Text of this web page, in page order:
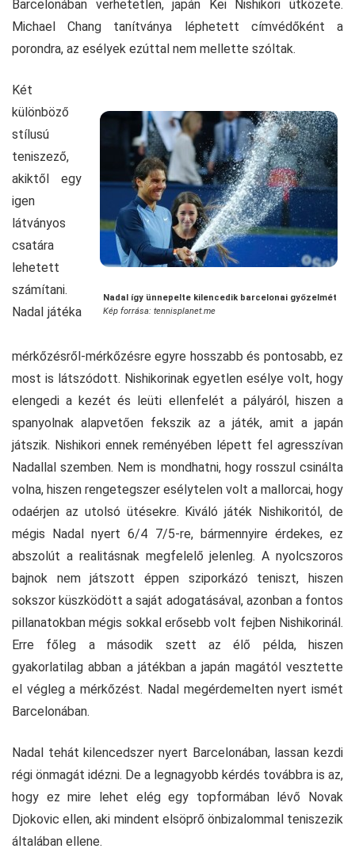
Barcelonában verhetetlen, japán Kei Nishikori ütközete.
Michael Chang tanítványa léphetett címvédőként a
porondra, az esélyek ezúttal nem mellette szóltak.
Nadal így ünnepelte kilencedik barcelonai győzelmét
Kép forrása: tennisplanet.me
Két
különböző
stílusú
teniszező,
akiktől egy
igen
látványos
csatára
lehetett
számítani.
Nadal játéka
mérkőzésről-mérkőzésre egyre hosszabb és pontosabb, ez
most is látszódott. Nishikorinak egyetlen esélye volt, hogy
elengedi a kezét és leüti ellenfelét a pályáról, hiszen a
spanyolnak alapvetően fekszik az a játék, amit a japán
játszik. Nishikori ennek reményében lépett fel agresszívan
Nadallal szemben. Nem is mondhatni, hogy rosszul csinálta
volna, hiszen rengetegszer esélytelen volt a mallorcai, hogy
odaérjen az utolsó ütésekre. Kiváló játék Nishikoritól, de
mégis Nadal nyert 6/4 7/5-re, bármennyire érdekes, ez
abszolút a realitásnak megfelelő jelenleg. A nyolcszoros
bajnok nem játszott éppen sziporkázó teniszt, hiszen
sokszor küszködött a saját adogatásával, azonban a fontos
pillanatokban mégis sokkal erősebb volt fejben Nishikorinál.
Erre főleg a második szett az élő példa, hiszen
gyakorlatilag abban a játékban a japán magától vesztette
el végleg a mérkőzést. Nadal megérdemelten nyert ismét
Barcelonában.
Nadal tehát kilencedszer nyert Barcelonában, lassan kezdi
régi önmagát idézni. De a legnagyobb kérdés továbbra is az,
hogy ez mire lehet elég egy topformában lévő Novak
Djokovic ellen, aki mindent elsöprő önbizalommal teniszezik
általában ellene.